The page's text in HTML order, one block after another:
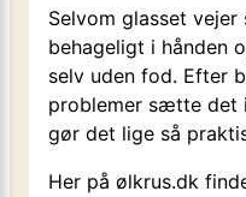
Selvom glasset
behageligt i hånden
selv uden fod. Efter
problemer sætte det
gør det lige så
Her på ølkrus.dk